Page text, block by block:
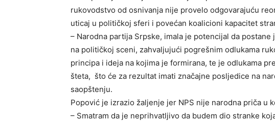
rukovodstvo od osnivanja nije provelo odgovarajuću
uticaj u političkoj sferi i povećan koalicioni kapacitet
– Narodna partija Srpske, imala je potencijal da
na političkoj sceni, zahvaljujući pogrešnim odlukama
principa i ideja na kojima je formirana, te je odlukama
šteta, što će za rezultat imati značajne posljedice na
saopštenju.
Popović je izrazio žaljenje jer NPS nije narodna priča u
– Smatram da je neprihvatljivo da budem dio stranke